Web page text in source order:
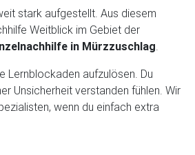
stark aufgestellt. Aus diesem
Weitblick im Gebiet der
in Mürzzuschlag
Lernblockaden aufzulösen. Du
Unsicherheit verstanden fühlen. Wir
wenn du einfach extra